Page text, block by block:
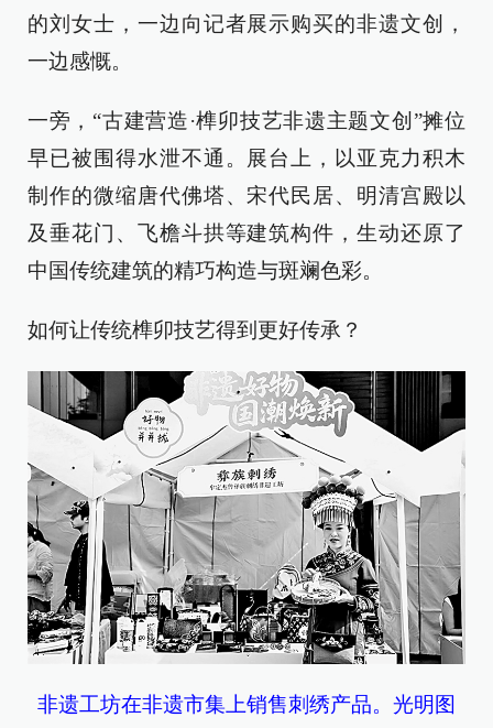
的刘女士，一边向记者展示购买的非遗文创，
一边感慨。
一旁，“古建营造·榫卯技艺非遗主题文创”摊位
早已被围得水泄不通。展台上，以亚克力积木
制作的微缩唐代佛塔、宋代民居、明清宫殿以
及垂花门、飞檐斗拱等建筑构件，生动还原了
中国传统建筑的精巧构造与斑斓色彩。
如何让传统榫卯技艺得到更好传承？
非遗工坊在非遗市集上销售刺绣产品。光明图